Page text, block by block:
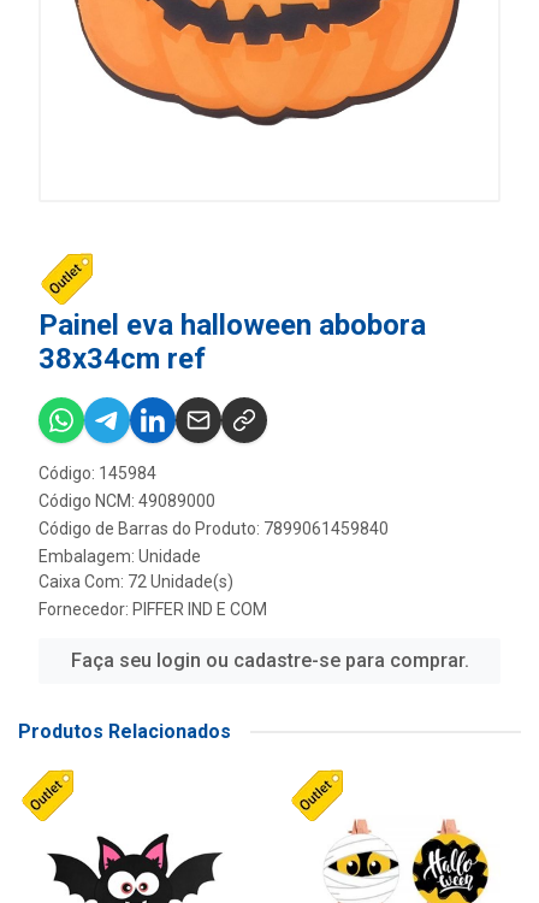
Painel eva halloween abobora
38x34cm ref
Código: 145984
Código NCM: 49089000
Código de Barras do Produto: 7899061459840
Embalagem: Unidade
Caixa Com: 72 Unidade(s)
Fornecedor: PIFFER IND E COM
Faça seu login ou cadastre-se para comprar.
Produtos Relacionados